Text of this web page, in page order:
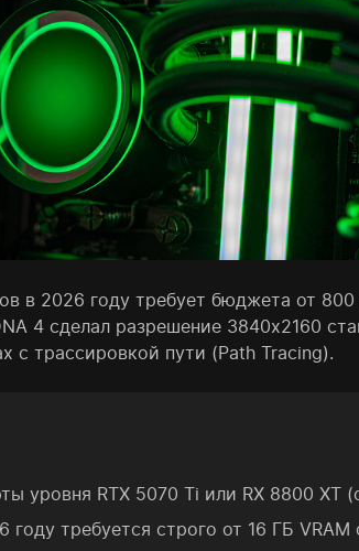
в 2026 году требует бюджета от
4 сделал разрешение 3840x2160
с трассировкой пути (Path Tracing).
уровня RTX 5070 Ti или RX 8800 XT
году требуется строго от 16 ГБ VRAM